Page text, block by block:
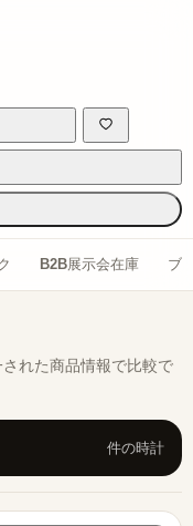
B2B展示会在庫 ブ
れた商品情報で比較で
件の時計